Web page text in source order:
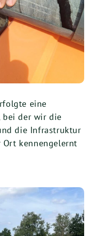
eine
bei der wir die
die Infrastruktur
kennengelernt